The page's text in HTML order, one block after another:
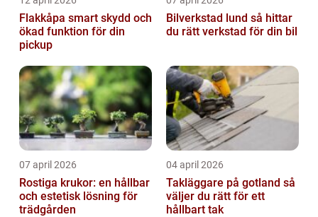
Flakkåpa smart skydd och
ökad funktion för din
pickup
Bilverkstad lund så hittar
du rätt verkstad för din bil
07 april 2026
Rostiga krukor: en hållbar
och estetisk lösning för
trädgården
04 april 2026
Takläggare på gotland så
väljer du rätt för ett
hållbart tak